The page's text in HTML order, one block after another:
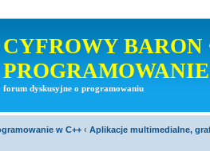
CYFROWY BARON
PROGRAMOWANIE
forum dyskusyjne o programowaniu
w C++ ‹ Aplikacje multimedialne,